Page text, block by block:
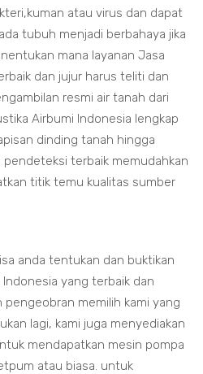
atau virus dan dapat
tubuh menjadi berbahaya jika
mana layanan Jasa
dan jujur harus teliti dan
resmi air tanah dari
Airbumi Indonesia lengkap
dinding tanah hingga
terbaik memudahkan
titik temu kualitas sumber
anda tentukan dan buktikan
yang terbaik dan
memilih kami yang
lagi, kami juga menyediakan
mendapatkan mesin pompa
atau biasa. untuk